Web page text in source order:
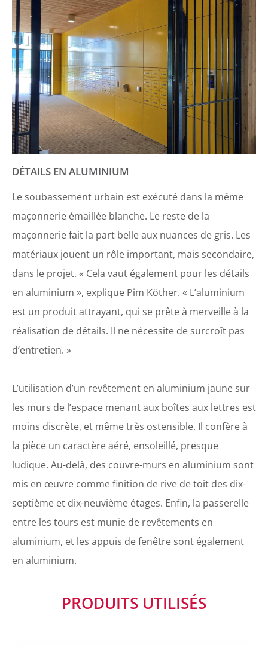
DÉTAILS EN ALUMINIUM
Le soubassement urbain est exécuté dans la même
maçonnerie émaillée blanche. Le reste de la
maçonnerie fait la part belle aux nuances de gris. Les
matériaux jouent un rôle important, mais secondaire,
dans le projet. « Cela vaut également pour les détails
en aluminium », explique Pim Köther. « L’aluminium
est un produit attrayant, qui se prête à merveille à la
réalisation de détails. Il ne nécessite de surcroît pas
d’entretien. »
L’utilisation d’un revêtement en aluminium jaune sur
les murs de l’espace menant aux boîtes aux lettres est
moins discrète, et même très ostensible. Il confère à
la pièce un caractère aéré, ensoleillé, presque
ludique. Au-delà, des couvre-murs en aluminium sont
mis en œuvre comme finition de rive de toit des dix-
septième et dix-neuvième étages. Enfin, la passerelle
entre les tours est munie de revêtements en
aluminium, et les appuis de fenêtre sont également
en aluminium.
PRODUITS UTILISÉS